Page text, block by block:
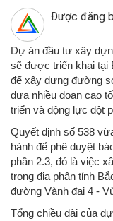
Được đăng
Dự án đầu tư xây
sẽ được triển khai tại
để xây dựng đường
đưa nhiều đoạn cao
triển và động lực đột
Quyết định số 538
hành để phê duyệt
phần 2.3, đó là việc
trong địa phận tỉnh
đường Vành đai 4 -
Tổng chiều dài của